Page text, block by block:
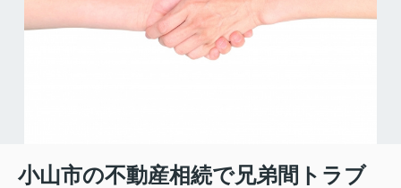
小山市の不動産相続で兄弟間トラブ